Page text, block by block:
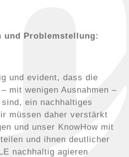
und Problemstellung:
und evident, dass die
mit wenigen Ausnahmen –
ein nachhaltiges
müssen daher verstärkt
und unser KnowHow mit
und ihnen deutlicher
nachhaltig agieren